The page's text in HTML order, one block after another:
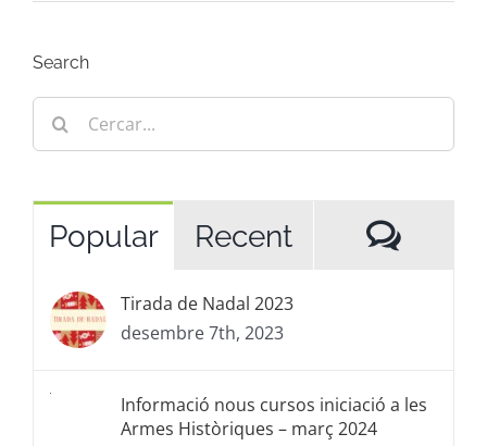
Search
Cerca
…
Popular Recent
Tirada de Nadal 2023
desembre 7th, 2023
Informació nous cursos iniciació a les
Armes Històriques – març 2024